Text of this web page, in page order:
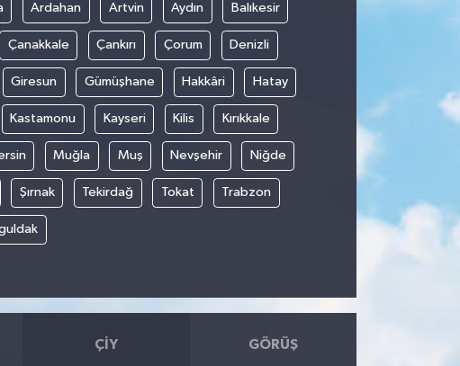
Ardahan Artvin Aydın Balıkesir
Çanakkale Çankırı Çorum Denizli
Giresun Gümüşhane Hakkâri Hatay
Kastamonu Kayseri Kilis Kırıkkale
Muğla Muş Nevşehir Niğde
Şırnak Tekirdağ Tokat Trabzon
ÇIY GÖRÜŞ